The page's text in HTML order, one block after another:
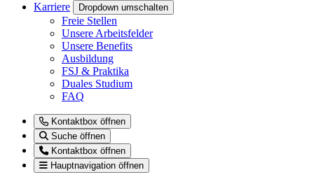
Karriere
Dropdown umschalten
Freie Stellen
Unsere Arbeitsfelder
Unsere Benefits
Ausbildung
FSJ & Praktika
Duales Studium
FAQ
Kontaktbox öffnen
Suche öffnen
Kontaktbox öffnen
Hauptnavigation öffnen